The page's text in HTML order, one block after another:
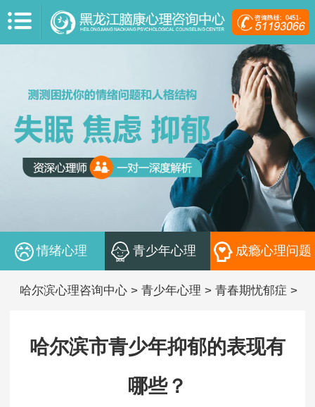
情绪心理 青少年心理 成瘾心理问题
哈尔滨心理咨询中心 > 青少年心理 > 青春期忧郁症 >
哈尔滨市青少年抑郁的表现有
哪些？